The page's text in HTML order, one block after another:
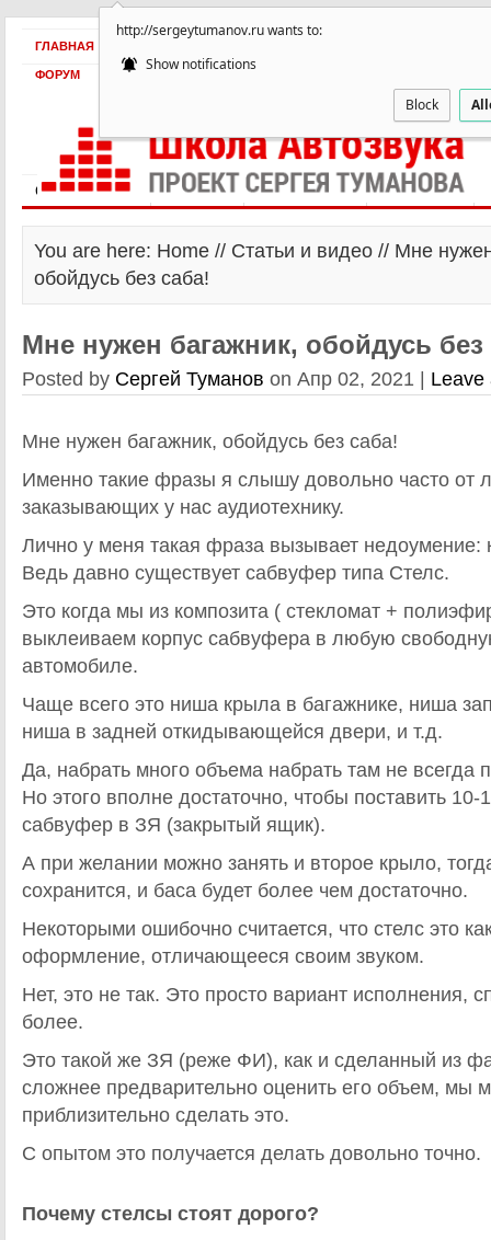
http://sergeytumanov.ru wants to:
Show notifications
Block
ГЛАВНАЯ
ФОРУМ
Статьи и видео Интервью Как оплатить? Заработать!
You are here: Home // Статьи и видео // Мне
обойдусь без саба!
Мне нужен багажник, обойдусь без
Posted by Сергей Туманов on Апр 02, 2021 | Leave
Мне нужен багажник, обойдусь без саба!
Именно такие фразы я слышу довольно часто от
заказывающих у нас аудиотехнику.
Лично у меня такая фраза вызывает недоумение:
Ведь давно существует сабвуфер типа Стелс.
Это когда мы из композита ( стекломат +
выклеиваем корпус сабвуфера в любую
автомобиле.
Чаще всего это ниша крыла в багажнике, ниша
ниша в задней откидывающейся двери, и т.д.
Да, набрать много объема набрать там не всегда
Но этого вполне достаточно, чтобы поставить
сабвуфер в ЗЯ (закрытый ящик).
А при желании можно занять и второе крыло,
сохранится, и баса будет более чем достаточно.
Некоторыми ошибочно считается, что стелс это
оформление, отличающееся своим звуком.
Нет, это не так. Это просто вариант исполнения,
более.
Это такой же ЗЯ (реже ФИ), как и сделанный из
сложнее предварительно оценить его объем, мы
приблизительно сделать это.
С опытом это получается делать довольно точно.
Почему стелсы стоят дорого?